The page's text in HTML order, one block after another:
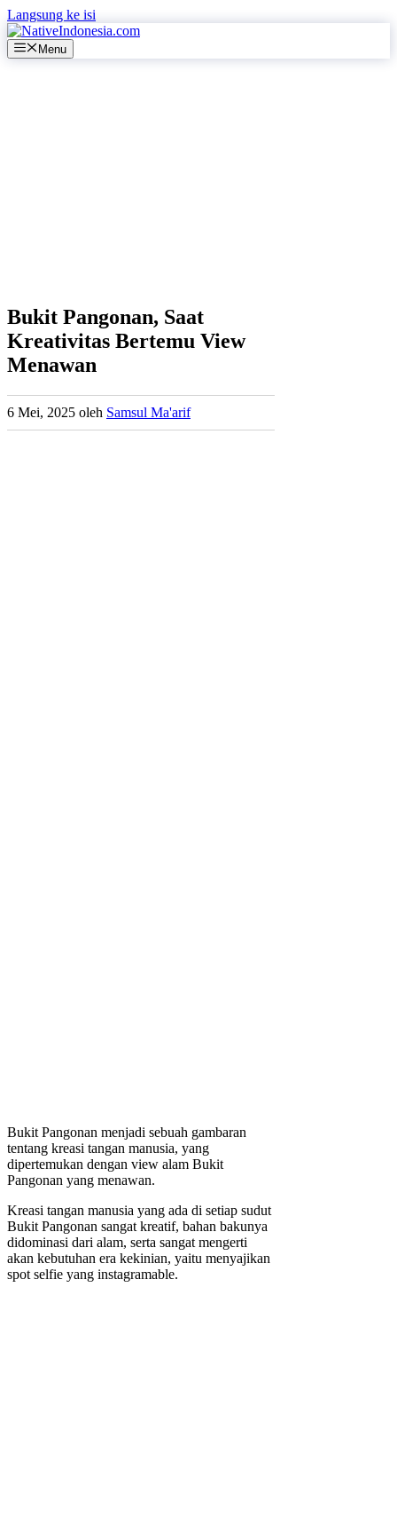
Langsung ke isi
Menu
Bukit Pangonan, Saat
Kreativitas Bertemu View
Menawan
6 Mei, 2025 oleh Samsul Ma'arif
Bukit Pangonan menjadi sebuah gambaran
tentang kreasi tangan manusia, yang
dipertemukan dengan view alam Bukit
Pangonan yang menawan.
Kreasi tangan manusia yang ada di setiap sudut
Bukit Pangonan sangat kreatif, bahan bakunya
didominasi dari alam, serta sangat mengerti
akan kebutuhan era kekinian, yaitu menyajikan
spot selfie yang instagramable.